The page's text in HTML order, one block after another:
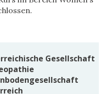
Gesellschaft